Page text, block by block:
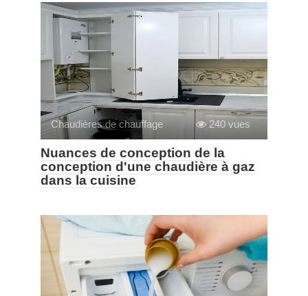
Chaudières de chauffage 240 vues
Nuances de conception de la
conception d'une chaudière à gaz
dans la cuisine